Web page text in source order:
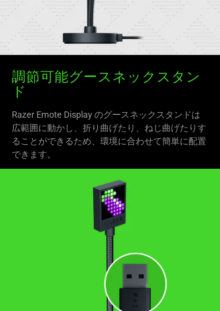
調節可能グースネックスタン
ド
Razer Emote Display のグースネックスタンドは
広範囲に動かし、折り曲げたり、ねじ曲げたりす
ることができるため、環境に合わせて簡単に配置
できます。